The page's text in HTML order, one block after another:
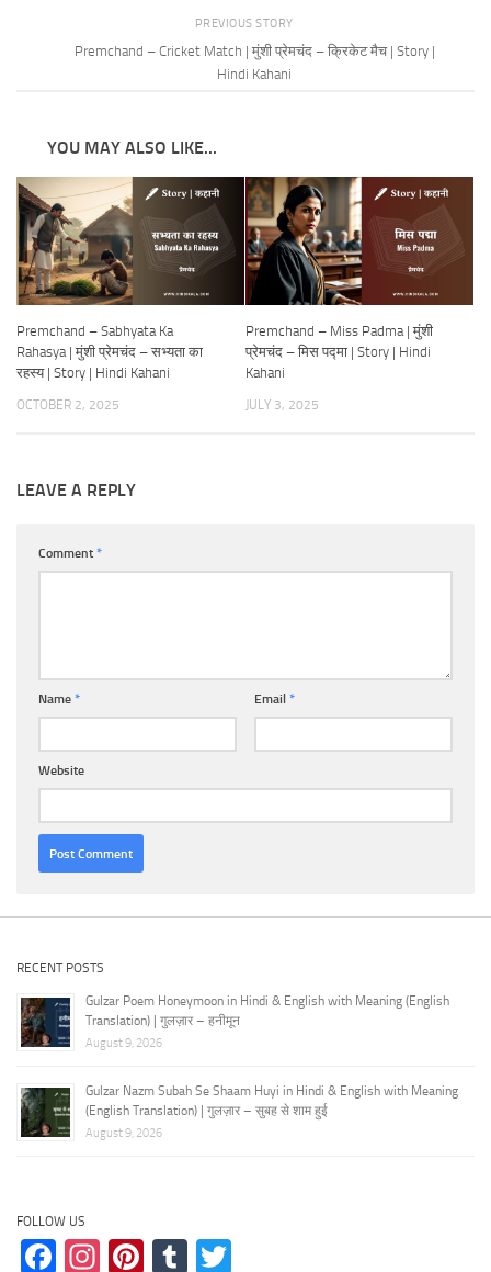
PREVIOUS STORY
Premchand – Cricket Match | मुंशी प्रेमचंद – क्रिकेट मैच | Story |
Hindi Kahani
YOU MAY ALSO LIKE...
Premchand – Sabhyata Ka
Rahasya | मुंशी प्रेमचंद – सभ्यता का
रहस्य | Story | Hindi Kahani
OCTOBER 2, 2025
Premchand – Miss Padma | मुंशी
प्रेमचंद – मिस पद्मा | Story | Hindi
Kahani
JULY 3, 2025
LEAVE A REPLY
Comment *
Name * Email *
Website
RECENT POSTS
Gulzar Poem Honeymoon in Hindi & English with Meaning (English
Translation) | गुलज़ार – हनीमून
August 9, 2026
Gulzar Nazm Subah Se Shaam Huyi in Hindi & English with Meaning
(English Translation) | गुलज़ार – सुबह से शाम हुई
August 9, 2026
FOLLOW US
Facebook
Instagram
Pinterest
Tumblr